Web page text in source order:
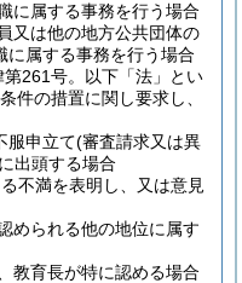
に属する事務を行う場合
又は他の地方公共団体の
に属する事務を行う場合
261号。以下「法」とい
件の措置に関し要求し、
服申立て(審査請求又は異
出頭する場合
不満を表明し、又は意見
められる他の地位に属す
教育長が特に認める場合